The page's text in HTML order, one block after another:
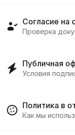
Согласие на
Проверка
Публичная
Условия
Политика в
Как мы